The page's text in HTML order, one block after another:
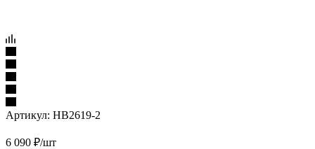
Артикул: HB2619-2
6 090 ₽/шт